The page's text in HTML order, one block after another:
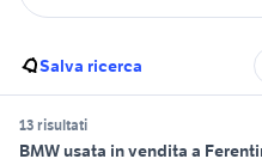
Salva ricerca
13 risultati
BMW usata in vendita a